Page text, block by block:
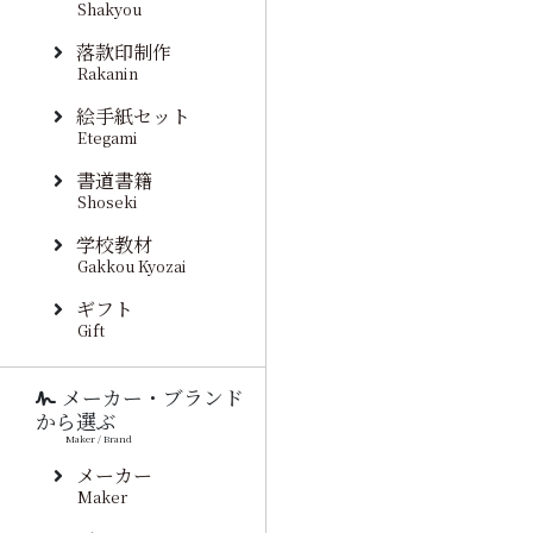
Shakyou
落款印制作
Rakanin
絵手紙セット
Etegami
書道書籍
Shoseki
学校教材
Gakkou Kyozai
ギフト
Gift
メーカー・ブランド
から選ぶ
Maker / Brand
メーカー
Maker